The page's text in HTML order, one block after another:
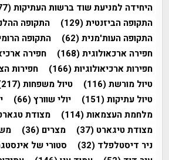
היחידה למניעת שוד ברשות העתיקות(77)
התקופה הביזנטית(129) התקופה
התקופה העות'מנית(62) התקופה
חפירה ארכאולוגית(168) חפירה
חפירות ארכיאולוגיות(166) חפירות
טיול מורשת(116) טיול משפחות(217)
טיול עתיקות(151) יולי שוורץ(66)
מלחמת העצמאות(114) מצודת
מצודת טיגארט (37) מצרים (36)
ניר דיסטלפלד (32) סטורי של